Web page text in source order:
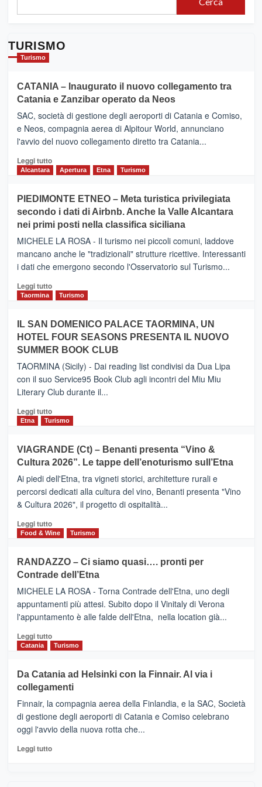
TURISMO
Turismo
CATANIA – Inaugurato il nuovo collegamento tra
Catania e Zanzibar operato da Neos
SAC, società di gestione degli aeroporti di Catania e Comiso,
e Neos, compagnia aerea di Alpitour World, annunciano
l'avvio del nuovo collegamento diretto tra Catania...
Leggi tuttoLeggi
CATANIA
–
Inaugurato
il
nuovo
collegamento
tra
e
Zanzibar
da
Neos
Alcantara Apertura Etna Turismo
PIEDIMONTE ETNEO – Meta turistica privilegiata
secondo i dati di Airbnb. Anche la Valle Alcantara
nei primi posti nella classifica siciliana
MICHELE LA ROSA - Il turismo nei piccoli comuni, laddove
mancano anche le "tradizionali" strutture ricettive. Interessanti
i dati che emergono secondo l'Osservatorio sul Turismo...
Leggi tuttoLeggi
PIEDIMONTE
ETNEO
–
Meta
turistica
privilegiata
secondo
dati
di
Anche
la
Alcantara
nei
primi
nella
classifica
Taormina Turismo
IL SAN DOMENICO PALACE TAORMINA, UN
HOTEL FOUR SEASONS PRESENTA IL NUOVO
SUMMER BOOK CLUB
TAORMINA (Sicily) - Dai reading list condivisi da Dua Lipa
con il suo Service95 Book Club agli incontri del Miu Miu
Literary Club durante il...
Leggi tuttoLeggi
di
IL
SAN
DOMENICO
PALACE
TAORMINA,
UN
HOTEL
FOUR
IL
NUOVO
SUMMER
CLUB
Etna Turismo
VIAGRANDE (Ct) – Benanti presenta “Vino &
Cultura 2026”. Le tappe dell’enoturismo sull’Etna
Ai piedi dell'Etna, tra vigneti storici, architetture rurali e
percorsi dedicati alla cultura del vino, Benanti presenta "Vino
& Cultura 2026", il progetto di ospitalità...
Leggi tuttoLeggi
di
VIAGRANDE
(Ct)
–
Benanti
presenta
“Vino
&
Cultura
tappe
dell’enoturismo
Food & Wine Turismo
RANDAZZO – Ci siamo quasi…. pronti per
Contrade dell’Etna
MICHELE LA ROSA - Torna Contrade dell'Etna, uno degli
appuntamenti più attesi. Subito dopo il Vinitaly di Verona
l'appuntamento è alle falde dell'Etna, nella location già...
Leggi tuttoLeggi
di
RANDAZZO
–
Ci
siamo
quasi….
pronti
per
Catania Turismo
Da Catania ad Helsinki con la Finnair. Al via i
collegamenti
Finnair, la compagnia aerea della Finlandia, e la SAC, Società
di gestione degli aeroporti di Catania e Comiso celebrano
oggi l'avvio della nuova rotta che...
Leggi tuttoLeggi